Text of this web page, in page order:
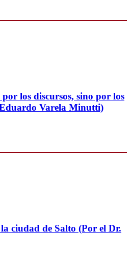
los discursos, sino por los
Varela Minutti)
ciudad de Salto (Por el Dr.